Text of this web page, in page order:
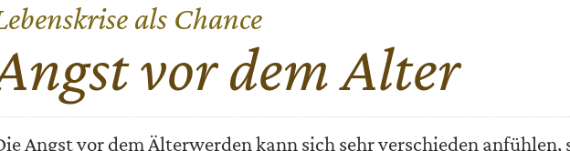
als Chance
vor dem Alter
Angst vor dem Älterwerden kann sich sehr verschieden anfühlen,